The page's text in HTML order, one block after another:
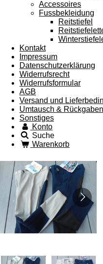
Accessoires
Fussbekleidung
Reitstiefel
Kontakt
Impressum
Datenschutzerklärung
Widerrufsrecht
Widerrufsformular
AGB
Versand und
Umtausch & Rückgaben
Sonstiges
Konto
Suche
Warenkorb